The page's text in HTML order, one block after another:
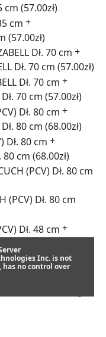
cm (57.00zł)
+
(57.00zł)
+
Dł. 70 cm (57.00zł)
+
70 cm (57.00zł)
+
80 cm (68.00zł)
+
80 cm (68.00zł)
(PCV) Dł. 80 cm
+
48 cm
+
48 cm(68.00zł)
Inc. is not
has no control over